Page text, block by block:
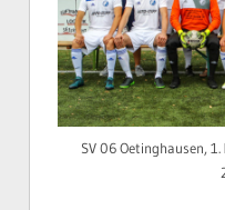
SV 06 Oetinghausen,